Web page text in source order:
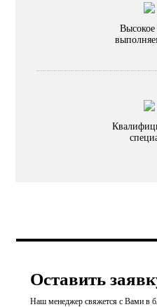
Высокое
Оставить
Наш менеджер свяжется с Вами в